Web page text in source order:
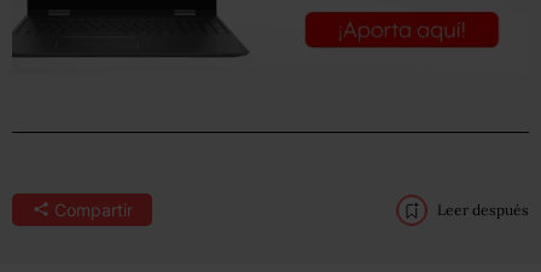
Compartir Leer después